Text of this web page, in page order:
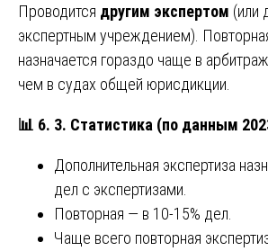
Проводится другим экспертом (или
экспертным учреждением).
назначается гораздо чаще в
чем в судах общей юрисдикции.
📊 6. 3. Статистика (по данным
Дополнительная экспертиза
дел с экспертизами.
Повторная — в 10-15% дел.
Чаще всего повторная